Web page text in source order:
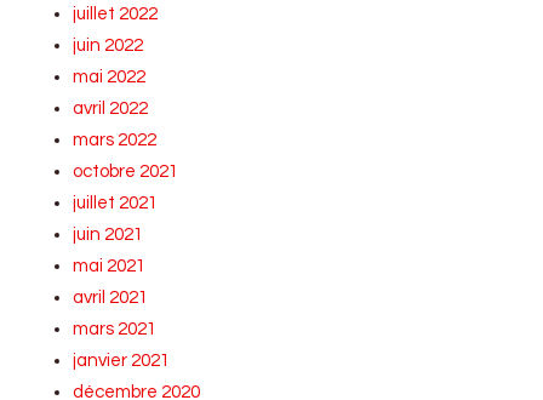
juillet 2022
juin 2022
mai 2022
avril 2022
mars 2022
octobre 2021
juillet 2021
juin 2021
mai 2021
avril 2021
mars 2021
janvier 2021
décembre 2020